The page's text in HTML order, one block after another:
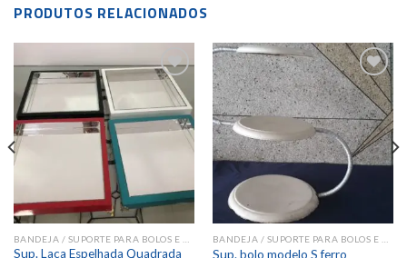
PRODUTOS RELACIONADOS
Add to
wishlist
Sup. Laca Espelhada Quadrada
Add to
wishlist
Sup. bolo modelo S ferro